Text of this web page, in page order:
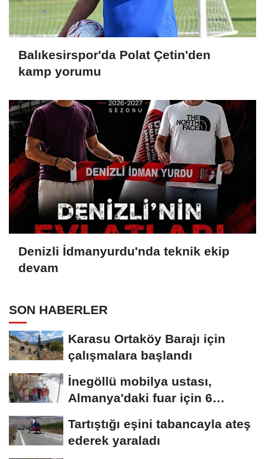
Balıkesirspor'da Polat Çetin'den
kamp yorumu
Denizli İdmanyurdu'nda teknik ekip
devam
SON HABERLER
Karasu Ortaköy Barajı için
çalışmalara başlandı
İnegöllü mobilya ustası,
Almanya'daki fuar için 6
Tartıştığı eşini tabancayla ateş
ederek yaraladı